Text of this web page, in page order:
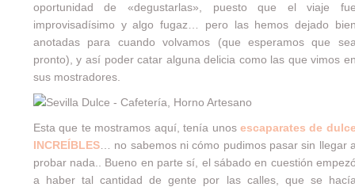
oportunidad de «degustarlas», puesto que el viaje
improvisadísimo y algo fugaz… pero las hemos dejado
anotadas para cuando volvamos (que esperamos que
pronto), y así poder catar alguna delicia como las que vimos
sus mostradores.
Esta que te mostramos aquí, tenía unosescaparates de
INCREÍBLES… no sabemos ni cómo pudimos pasar sin llegar
probar nada.. Bueno en parte sí, el sábado en cuestión
a haber tal cantidad de gente por las calles, que se